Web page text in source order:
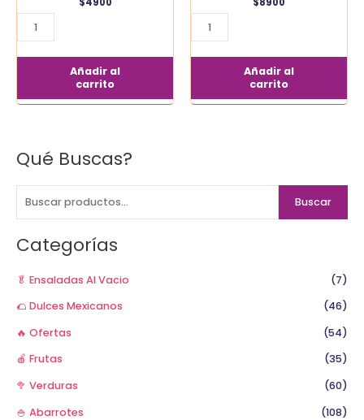
Qué Buscas?
B
c
a
p
Buscar
Categorías
🥬 Ensaladas Al Vacio
(7)
🌮 Dulces Mexicanos
(46)
🔥 Ofertas
(54)
🍎 Frutas
(35)
🥦 Verduras
(60)
🍚 Abarrotes
(108)
Añadir al
carrito
Añadir al
carrito